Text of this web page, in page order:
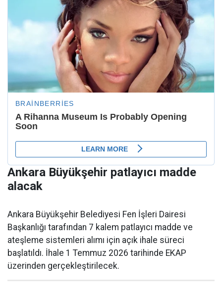
Ankara Büyükşehir patlayıcı madde
alacak
Ankara Büyükşehir Belediyesi Fen İşleri Dairesi
Başkanlığı tarafından 7 kalem patlayıcı madde ve
ateşleme sistemleri alımı için açık ihale süreci
başlatıldı. İhale 1 Temmuz 2026 tarihinde EKAP
üzerinden gerçekleştirilecek.